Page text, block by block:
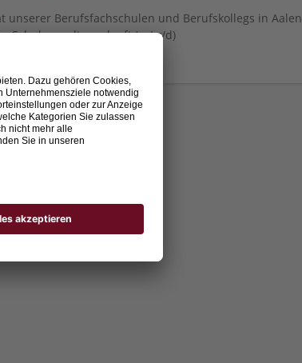
unserer Berufsfachschulen und Berufskollegs in Aalen
(m/w/d)